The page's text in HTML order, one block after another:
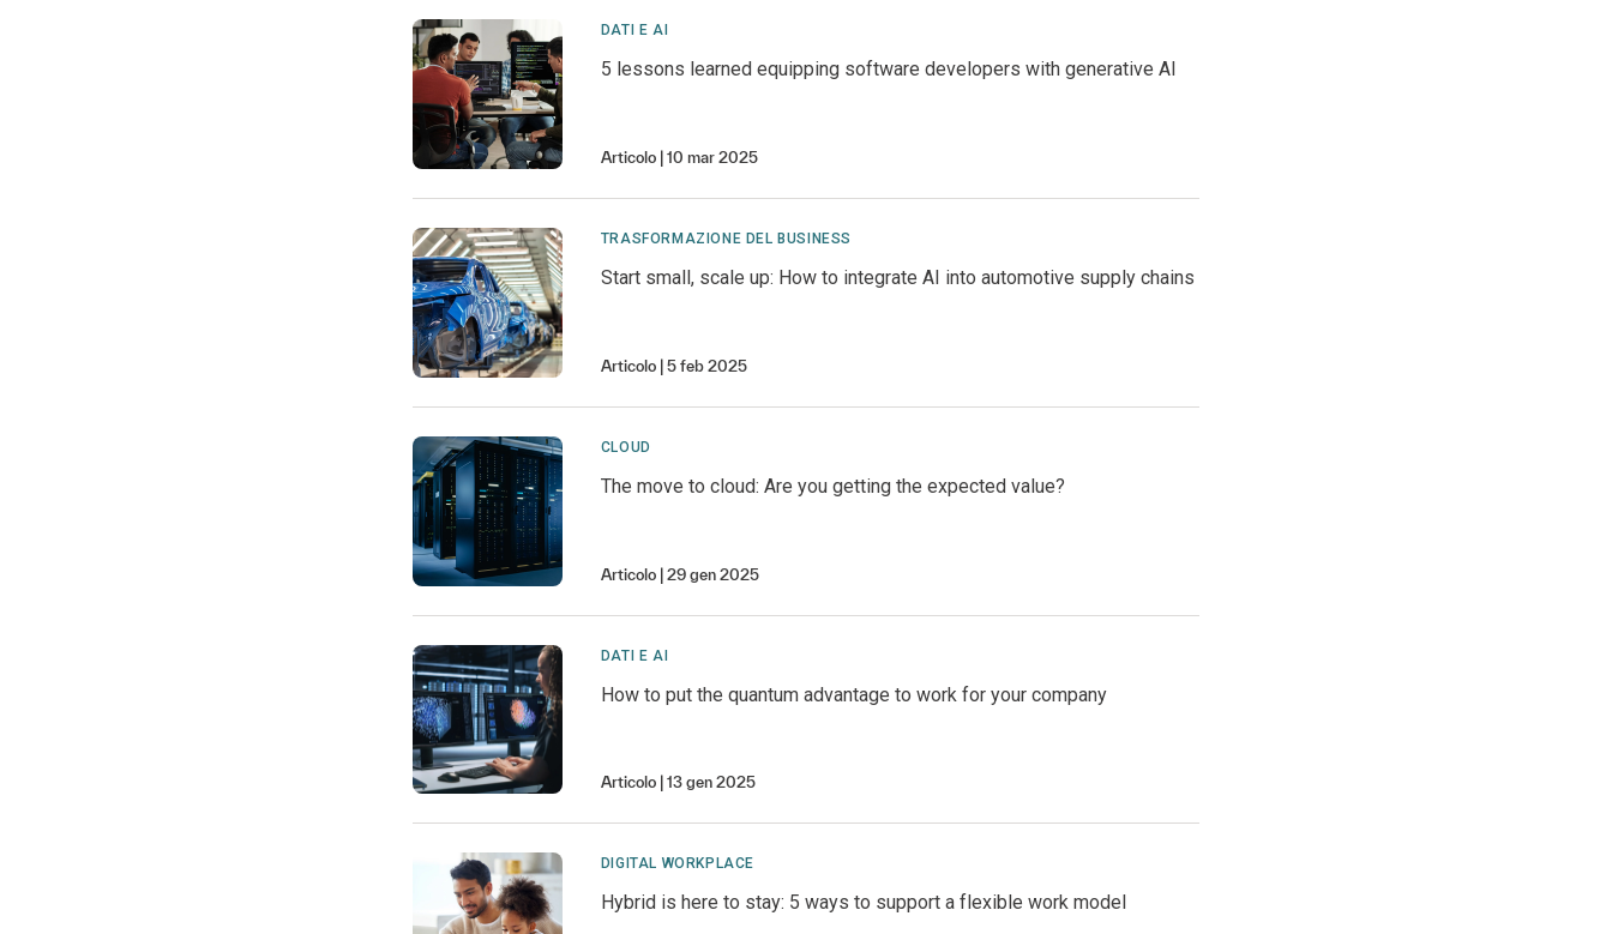
DATI E AI
5 lessons learned equipping software developers with generative AI
Articolo 10 mar 2025
TRASFORMAZIONE DEL BUSINESS
Start small, scale up: How to integrate AI into automotive supply chains
Articolo 5 feb 2025
CLOUD
The move to cloud: Are you getting the expected value?
Articolo 29 gen 2025
DATI E AI
How to put the quantum advantage to work for your company
Articolo 13 gen 2025
DIGITAL WORKPLACE
Hybrid is here to stay: 5 ways to support a flexible work model